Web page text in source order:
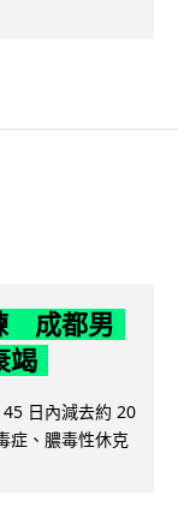
成都男
竭
日內減去約 20
症、膿毒性休克